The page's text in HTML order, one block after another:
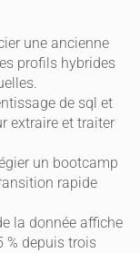
une ancienne
profils hybrides
de sql et
extraire et traiter
un bootcamp
rapide
la donnée affiche
% depuis trois